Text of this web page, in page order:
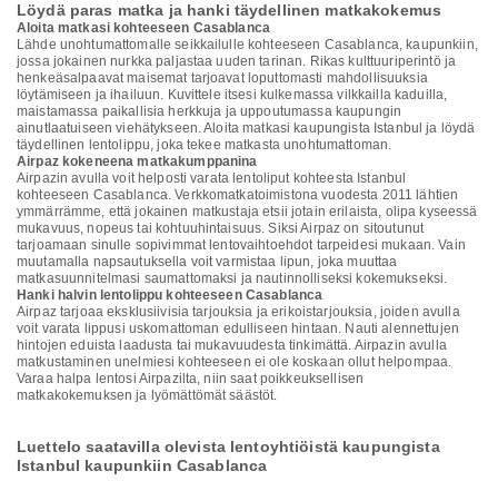
Löydä paras matka ja hanki täydellinen matkakokemus
Aloita matkasi kohteeseen Casablanca
Lähde unohtumattomalle seikkailulle kohteeseen Casablanca, kaupunkiin,
jossa jokainen nurkka paljastaa uuden tarinan. Rikas kulttuuriperintö ja
henkeäsalpaavat maisemat tarjoavat loputtomasti mahdollisuuksia
löytämiseen ja ihailuun. Kuvittele itsesi kulkemassa vilkkailla kaduilla,
maistamassa paikallisia herkkuja ja uppoutumassa kaupungin
ainutlaatuiseen viehätykseen. Aloita matkasi kaupungista Istanbul ja löydä
täydellinen lentolippu, joka tekee matkasta unohtumattoman.
Airpaz kokeneena matkakumppanina
Airpazin avulla voit helposti varata lentoliput kohteesta Istanbul
kohteeseen Casablanca. Verkkomatkatoimistona vuodesta 2011 lähtien
ymmärrämme, että jokainen matkustaja etsii jotain erilaista, olipa kyseessä
mukavuus, nopeus tai kohtuuhintaisuus. Siksi Airpaz on sitoutunut
tarjoamaan sinulle sopivimmat lentovaihtoehdot tarpeidesi mukaan. Vain
muutamalla napsautuksella voit varmistaa lipun, joka muuttaa
matkasuunnitelmasi saumattomaksi ja nautinnolliseksi kokemukseksi.
Hanki halvin lentolippu kohteeseen Casablanca
Airpaz tarjoaa eksklusiivisia tarjouksia ja erikoistarjouksia, joiden avulla
voit varata lippusi uskomattoman edulliseen hintaan. Nauti alennettujen
hintojen eduista laadusta tai mukavuudesta tinkimättä. Airpazin avulla
matkustaminen unelmiesi kohteeseen ei ole koskaan ollut helpompaa.
Varaa halpa lentosi Airpazilta, niin saat poikkeuksellisen
matkakokemuksen ja lyömättömät säästöt.
Luettelo saatavilla olevista lentoyhtiöistä kaupungista
Istanbul kaupunkiin Casablanca